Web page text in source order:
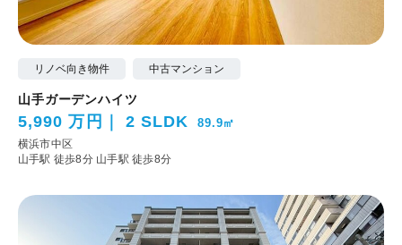
リノベ向き物件 中古マンション
山手ガーデンハイツ
5,990 万円 2 SLDK 89.9㎡
横浜市中区
山手駅 徒歩8分 山手駅 徒歩8分